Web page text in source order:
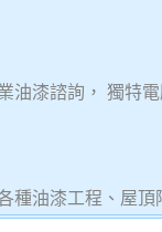
油漆諮詢， 獨特
種油漆工程、屋